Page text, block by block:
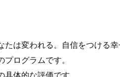
たは変われる。自信をつけ
ログラムです。
具体的な評価です